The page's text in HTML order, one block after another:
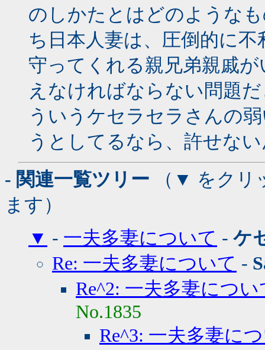
のしかたとはどのような
ち日本人妻は、圧倒的に
守ってくれる親兄弟親戚
えなければならない問題
ういうケセラセラさんの
うとしてるなら、許せな
- 関連一覧ツリー （▼ をクリ
ます）
▼ - 一夫多妻について - ケ
Re: 一夫多妻について -
Re^2: 一夫多妻につい
No.1835
Re^3: 一夫多妻に